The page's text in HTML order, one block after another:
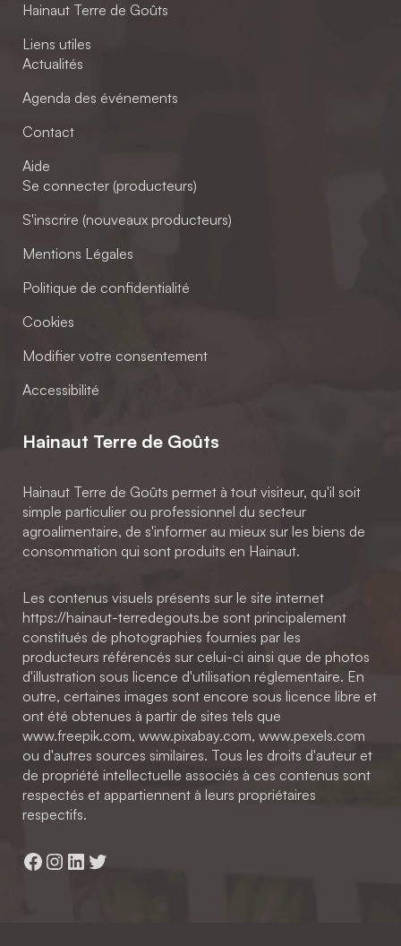
Hainaut Terre de Goûts
Liens utiles
Actualités
Agenda des événements
Contact
Aide
Se connecter (producteurs)
S'inscrire (nouveaux producteurs)
Mentions Légales
Politique de confidentialité
Cookies
Modifier votre consentement
Accessibilité
Hainaut Terre de Goûts
Hainaut Terre de Goûts permet à tout visiteur, qu'il soit
simple particulier ou professionnel du secteur
agroalimentaire, de s'informer au mieux sur les biens de
consommation qui sont produits en Hainaut.
Les contenus visuels présents sur le site internet
https://hainaut-terredegouts.be sont principalement
constitués de photographies fournies par les
producteurs référencés sur celui-ci ainsi que de photos
d'illustration sous licence d'utilisation réglementaire. En
outre, certaines images sont encore sous licence libre et
ont été obtenues à partir de sites tels que
www.freepik.com, www.pixabay.com, www.pexels.com
ou d'autres sources similaires. Tous les droits d'auteur et
de propriété intellectuelle associés à ces contenus sont
respectés et appartiennent à leurs propriétaires
respectifs.
Facebook
Instagram
LinkedIn
Twitter